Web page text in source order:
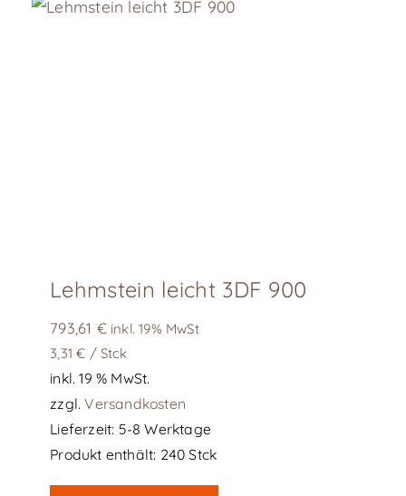
Lehmstein leicht 3DF 900
793,61 € inkl. 19% MwSt
3,31€ / Stck
inkl. 19 % MwSt.
zzgl.Versandkosten
Lieferzeit: 5-8 Werktage
Produkt enthält: 240Stck